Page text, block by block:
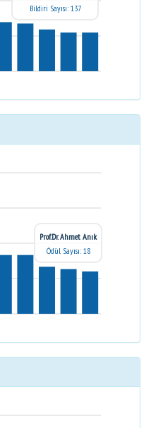
Bildiri Sayısı: 137
Prof.Dr. Ahmet Anık
Ödül Sayısı: 18